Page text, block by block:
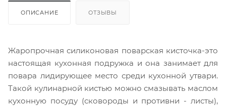
ОПИСАНИЕ ОТЗЫВЫ
Жаропрочная силиконовая поварская кисточка-это
настоящая кухонная подружка и она занимает для
повара лидирующее место среди кухонной утвари.
Такой кулинарной кистью можно смазывать маслом
кухонную посуду (сковороды и противни - листы),